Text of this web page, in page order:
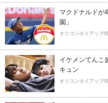
マクドナルドが
園」
オリコンタイアップ
イケメンてんこ
キュン
オリコンタイアップ